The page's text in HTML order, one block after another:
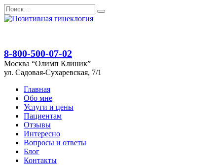
Перейти
к
Search
for:
8-800-500-07-02
Москва “Олимп Клиник”
ул. Садовая-Сухаревская, 7/1
Главная
Обо мне
Услуги и цены
Пациентам
Отзывы
Интересно
Вопросы и ответы
Блог
Контакты